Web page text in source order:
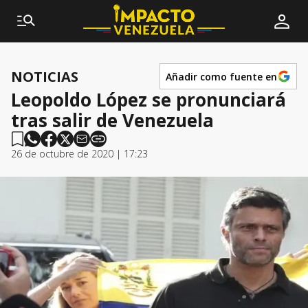
NOTICIAS Añadir como fuente en
Leopoldo López se pronunciará
tras salir de Venezuela
26 de octubre de 2020 | 17:23